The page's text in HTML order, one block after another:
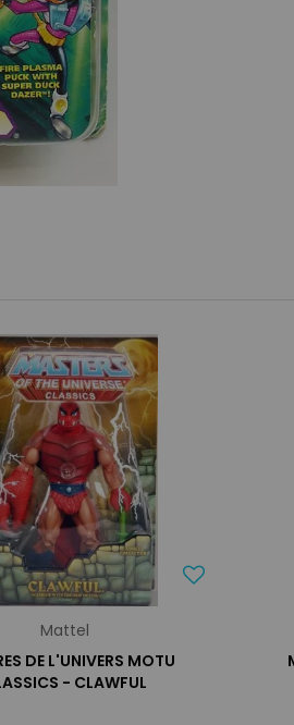
Mattel
DE L'UNIVERS MOTU
- CLAWFUL